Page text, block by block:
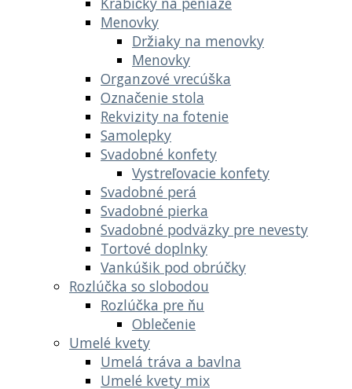
Menovky
Držiaky na menovky
Menovky
Organzové vrecúška
Označenie stola
Rekvizity na fotenie
Samolepky
Svadobné konfety
Vystreľovacie konfety
Svadobné perá
Svadobné pierka
Svadobné podväzky pre nevesty
Tortové doplnky
Vankúšik pod obrúčky
Rozlúčka so slobodou
Rozlúčka pre ňu
Oblečenie
Umelé kvety
Umelá tráva a bavlna
Umelé kvety mix